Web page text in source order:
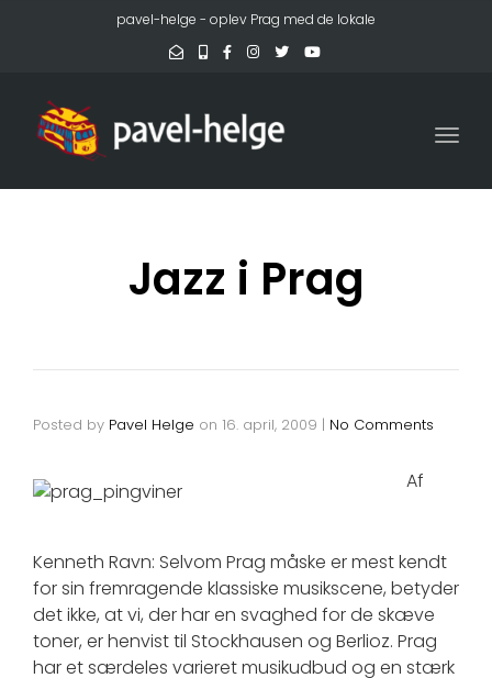
pavel-helge - oplev Prag med de lokale
Jazz i Prag
Posted by Pavel Helge on 16. april, 2009 | No Comments
Af
Kenneth Ravn: Selvom Prag måske er mest kendt
for sin fremragende klassiske musikscene, betyder
det ikke, at vi, der har en svaghed for de skæve
toner, er henvist til Stockhausen og Berlioz. Prag
har et særdeles varieret musikudbud og en stærk